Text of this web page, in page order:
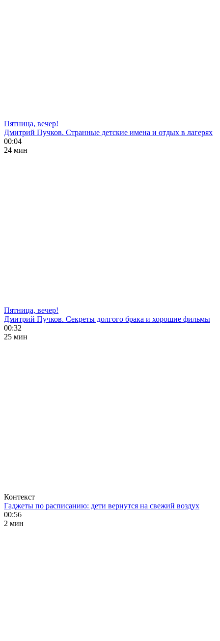
Пятница, вечер!
Дмитрий Пучков. Странные детские имена и отдых в лагерях
00:04
24 мин
Пятница, вечер!
Дмитрий Пучков. Секреты долгого брака и хорошие фильмы
00:32
25 мин
Контекст
Гаджеты по расписанию: дети вернутся на свежий воздух
00:56
2 мин